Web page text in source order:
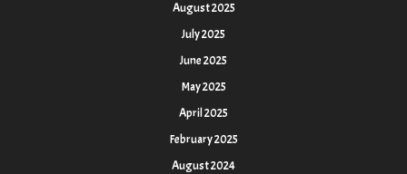
August 2025
July 2025
June 2025
May 2025
April 2025
February 2025
August 2024